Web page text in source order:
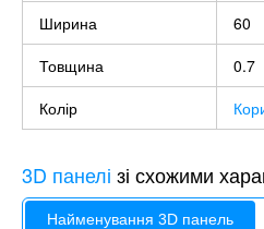
Ширина
60
Товщина
0.7
Колір
3D панелі зі схожими
Найменування 3D панель